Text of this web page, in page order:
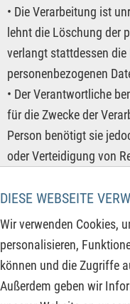
DIESE WEBSEITE
Wir verwenden Cookies,
personalisieren,
können und die Zugriffe
Außerdem geben wir
• Die Verarbeitung ist
lehnt die Löschung der
verlangt stattdessen
personenbezogenen
• Der Verantwortliche
für die Zwecke der
Person benötigt sie
oder Verteidigung von
Verarbeitung gem. Art.
steht noch nicht fest, ob
Verantwortlichen
überwiegen.
Sofern eine der oben
ist und eine betroffene